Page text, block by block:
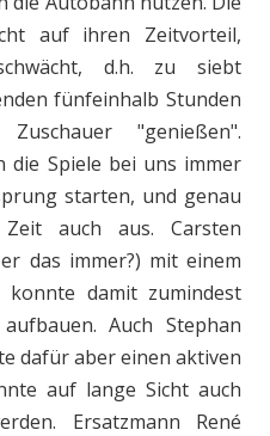
auf ihren Zeitvorteil,
d.h. zu siebt
fünfeinhalb Stunden
"genießen".
die Spiele bei uns immer
starten, und genau
auch aus. Carsten
das immer?) mit einem
damit zumindest
Auch Stephan
dafür aber einen aktiven
auf lange Sicht auch
Ersatzmann René